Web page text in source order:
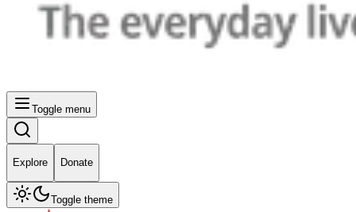
Toggle menu
Explore Donate
Toggle theme